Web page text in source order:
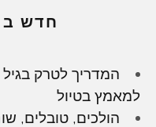
חדש ב OUTPANEL
למאמץ בטיול
הולכים, טובלים,